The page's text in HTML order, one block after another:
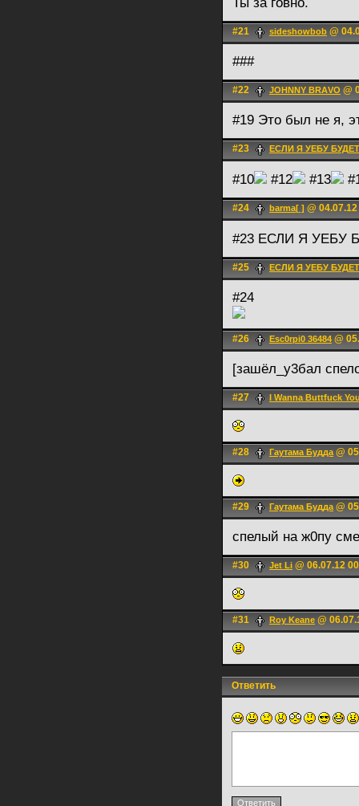
#21 sideshowbob @
###
#22 JOHNNY BRАVO @
#19 Это был не я,
#23 ЕСЛИ Я УЕБУ
#10 #12 #13
#24 barma[ ] @
#23 ЕСЛИ Я УЕБУ
#25 ЕСЛИ Я УЕБУ
#24
#26 Esc0rpi0 36484 @
[зашёл_у3бал
#27 I Wanna Buttfuck
#28 Гаутама Будда@
#29 Гаутама Будда@
спелый на ж0пу
#30 Jet Li @ 06.07.12
#31 Roy Keane @
Ответить